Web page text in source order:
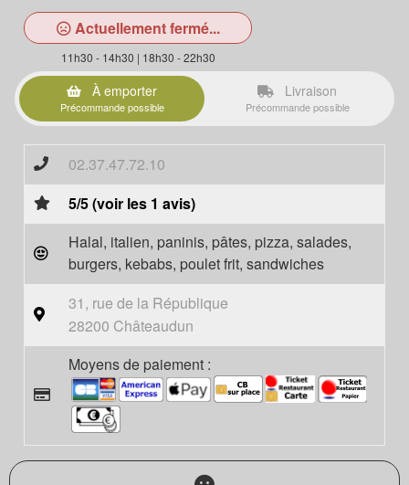
Actuellement fermé...
11h30 - 14h30 | 18h30 - 22h30
À emporter
Précommande possible
Livraison
Précommande possible
02.37.47.72.10
5/5 (voir les 1 avis)
Halal, italien, paninis, pâtes, pizza, salades,
burgers, kebabs, poulet frit, sandwiches
31, rue de la République
28200 Châteaudun
Moyens de paiement :